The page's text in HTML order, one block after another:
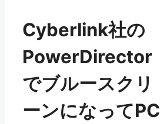
Cyberlink社の
PowerDirector
でブルースクリ
ーンになってPC